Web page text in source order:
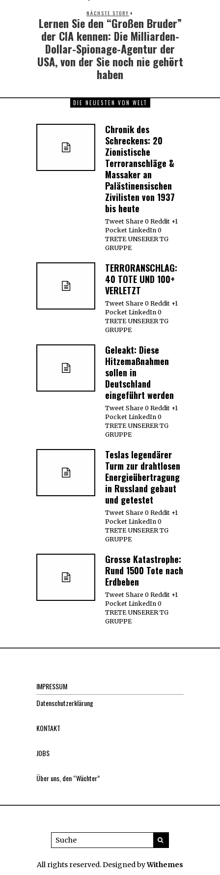
NÄCHSTE STORY
Next
post:
Lernen Sie den “Großen Bruder”
der CIA kennen: Die Milliarden-
Dollar-Spionage-Agentur der
USA, von der Sie noch nie gehört
haben
DIE NEUESTEN VON WELT
Chronik des
Schreckens: 20
Zionistische
Terroranschläge &
Massaker an
Palästinensischen
Zivilisten von 1937
bis heute
Tweet Share 0 Reddit +1
Pocket LinkedIn 0
TRETE UNSERER TG
GRUPPE
TERRORANSCHLAG:
40 TOTE UND 100+
VERLETZT
Tweet Share 0 Reddit +1
Pocket LinkedIn 0
TRETE UNSERER TG
GRUPPE
Geleakt: Diese
Hitzemaßnahmen
sollen in
Deutschland
eingeführt werden
Tweet Share 0 Reddit +1
Pocket LinkedIn 0
TRETE UNSERER TG
GRUPPE
Teslas legendärer
Turm zur drahtlosen
Energieübertragung
in Russland gebaut
und getestet
Tweet Share 0 Reddit +1
Pocket LinkedIn 0
TRETE UNSERER TG
GRUPPE
Grosse Katastrophe:
Rund 1500 Tote nach
Erdbeben
Tweet Share 0 Reddit +1
Pocket LinkedIn 0
TRETE UNSERER TG
GRUPPE
IMPRESSUM
Datenschutzerklärung
KONTAKT
JOBS
Über uns, den “Wächter”
All rights reserved. Designed byWithemes